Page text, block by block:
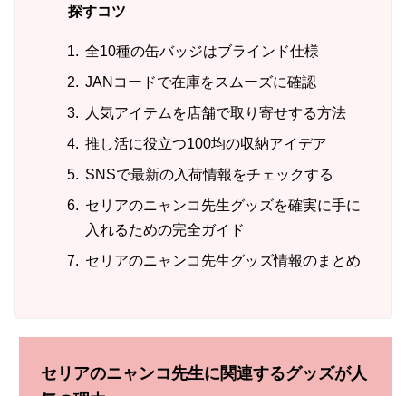
探すコツ
全10種の缶バッジはブラインド仕様
JANコードで在庫をスムーズに確認
人気アイテムを店舗で取り寄せする方法
推し活に役立つ100均の収納アイデア
SNSで最新の入荷情報をチェックする
セリアのニャンコ先生グッズを確実に手に
入れるための完全ガイド
セリアのニャンコ先生グッズ情報のまとめ
セリアのニャンコ先生に関連するグッズが人